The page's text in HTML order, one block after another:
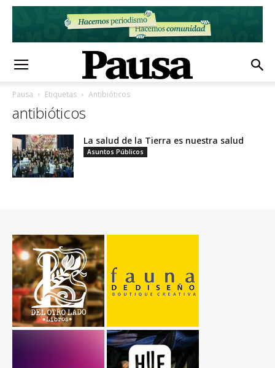
Pausa Etiquetas Antibióticos
antibióticos
La salud de la Tierra es nuestra salud
Asuntos Públicos